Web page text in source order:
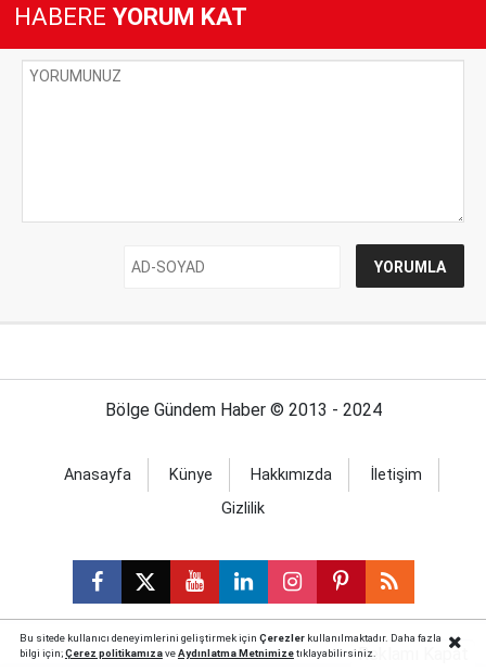
HABERE YORUM KAT
Bölge Gündem Haber © 2013 - 2024
Anasayfa Künye Hakkımızda
İletişim
Gizlilik
Bu sitede kullanıcı deneyimlerini geliştirmek için Çerezlerkullanılmaktadır. Daha fazla
bilgi için;Çerez politikamızaveAydınlatma Metnimizetıklayabilirsiniz.Reklamı Kapat